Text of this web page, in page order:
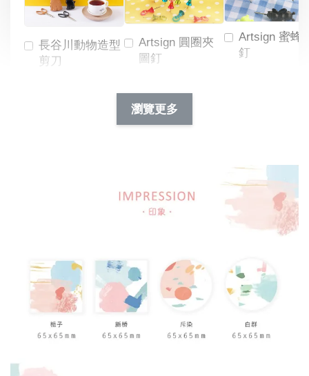
長谷川動物造型
剪刀
Artsign 圓圈夾
圖釘
NT$ 19.00
NT$ 66.00
Artsign 蜜蜂
釘
加入購物車
瀏覽更多